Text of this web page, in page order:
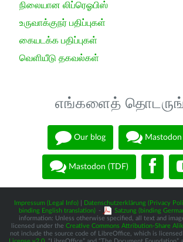
நிலையான லிப்ரெஓபிஸ்
உருவாக்குநர் பதிப்புகள்
கையடக்க பதிப்புகள்
வெளியீடு தகவல்கள்
எங்களைத்
Our blog
Mastodon (TDF)
Impressum (Legal Info) Datenschutzerklärung (Privacy
binding English translation) - Satzung (binding
information: Unless otherwise specified, all text and
licensed under the Creative Commons Attribution-Share
not include the source code of LibreOffice, which is